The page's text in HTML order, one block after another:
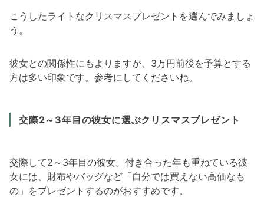
こうしたライトなクリスマスプレゼントを選んでみましょ
う。
彼女との関係性にもよりますが、3万円前後を予算とする
方は多い印象です。参考にしてくださいね。
交際2～3年目の彼女に選ぶクリスマスプレゼント
交際して2～3年目の彼女。付き合った年も重ねている彼
女には、財布やバッグなど「自分では買えない高価なも
の」をプレゼントするのがおすすめです。